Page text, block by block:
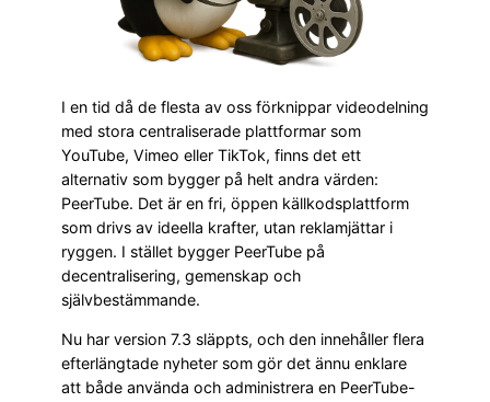
I en tid då de flesta av oss förknippar videodelning
med stora centraliserade plattformar som
YouTube, Vimeo eller TikTok, finns det ett
alternativ som bygger på helt andra värden:
PeerTube. Det är en fri, öppen källkodsplattform
som drivs av ideella krafter, utan reklamjättar i
ryggen. I stället bygger PeerTube på
decentralisering, gemenskap och
självbestämmande.
Nu har version 7.3 släppts, och den innehåller flera
efterlängtade nyheter som gör det ännu enklare
att både använda och administrera en PeerTube-